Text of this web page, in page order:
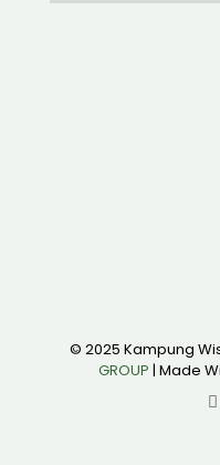
© 2025 Kampung
GROUP | Made